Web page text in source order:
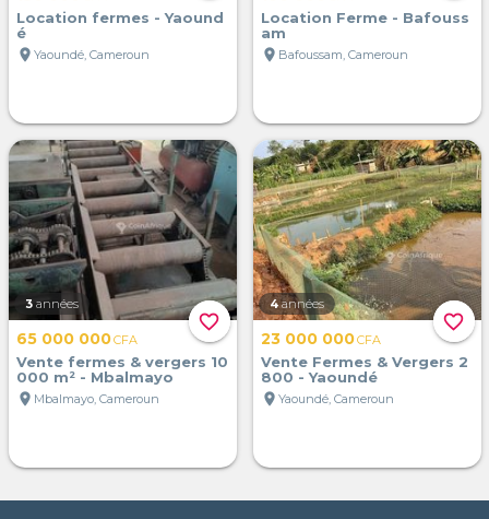
Location fermes - Yaound
é
location_on Yaoundé, Cameroun
Location Ferme - Bafouss
am
location_on Bafoussam, Cameroun
favorite_border
3 années
65 000 000CFA
Vente fermes & vergers 10
000 m² - Mbalmayo
location_on Mbalmayo, Cameroun
favorite_border
4 années
23 000 000CFA
Vente Fermes & Vergers 2
800 - Yaoundé
location_on Yaoundé, Cameroun